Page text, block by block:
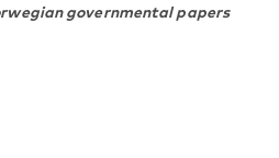
governmental papers